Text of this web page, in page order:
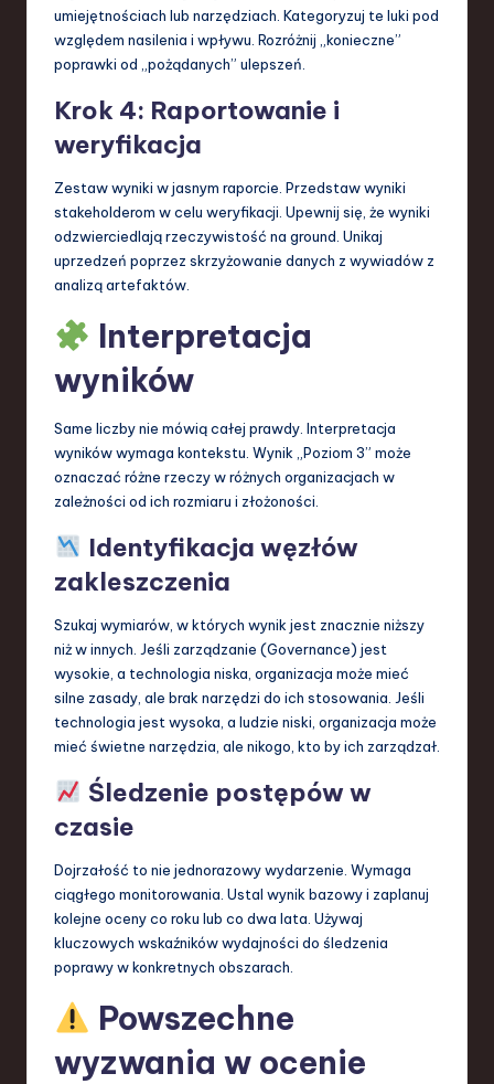
umiejętnościach lub narzędziach. Kategoryzuj te luki pod
względem nasilenia i wpływu. Rozróżnij „konieczne”
poprawki od „pożądanych” ulepszeń.
Krok 4: Raportowanie i
weryfikacja
Zestaw wyniki w jasnym raporcie. Przedstaw wyniki
stakeholderom w celu weryfikacji. Upewnij się, że wyniki
odzwierciedlają rzeczywistość na ground. Unikaj
uprzedzeń poprzez skrzyżowanie danych z wywiadów z
analizą artefaktów.
Interpretacja
wyników
Same liczby nie mówią całej prawdy. Interpretacja
wyników wymaga kontekstu. Wynik „Poziom 3” może
oznaczać różne rzeczy w różnych organizacjach w
zależności od ich rozmiaru i złożoności.
Identyfikacja węzłów
zakleszczenia
Szukaj wymiarów, w których wynik jest znacznie niższy
niż w innych. Jeśli zarządzanie (Governance) jest
wysokie, a technologia niska, organizacja może mieć
silne zasady, ale brak narzędzi do ich stosowania. Jeśli
technologia jest wysoka, a ludzie niski, organizacja może
mieć świetne narzędzia, ale nikogo, kto by ich zarządzał.
Śledzenie postępów w
czasie
Dojrzałość to nie jednorazowy wydarzenie. Wymaga
ciągłego monitorowania. Ustal wynik bazowy i zaplanuj
kolejne oceny co roku lub co dwa lata. Używaj
kluczowych wskaźników wydajności do śledzenia
poprawy w konkretnych obszarach.
Powszechne
wyzwania w ocenie